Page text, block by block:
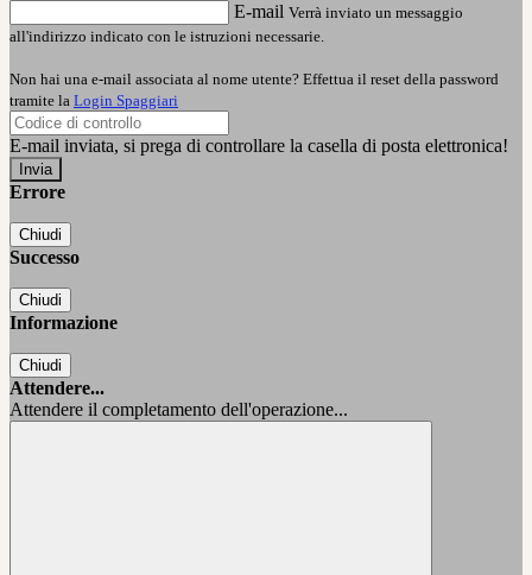
E-mail Verrà inviato un messaggio
all'indirizzo indicato con le istruzioni necessarie.
Non hai una e-mail associata al nome utente? Effettua il reset della password
tramite la Login Spaggiari
E-mail inviata, si prega di controllare la casella di posta elettronica!
Errore
Chiudi
Successo
Chiudi
Informazione
Chiudi
Attendere...
Attendere il completamento dell'operazione...